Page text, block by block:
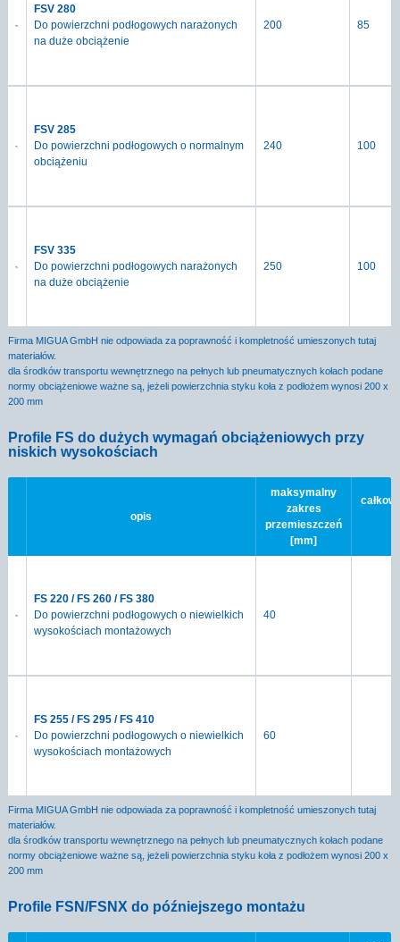
FSV 280
Do powierzchni podłogowych narażonych
na duże obciążenie
200 85
FSV 285
Do powierzchni podłogowych o normalnym
obciążeniu
240 100
FSV 335
Do powierzchni podłogowych narażonych
na duże obciążenie
250 100
Firma MIGUA GmbH nie odpowiada za poprawność i kompletność umieszonych tutaj
materiałów.
dla środków transportu wewnętrznego na pełnych lub pneumatycznych kołach podane
normy obciążeniowe ważne są, jeżeli powierzchnia styku koła z podłożem wynosi 200 x
200 mm
Profile FS do dużych wymagań obciążeniowych przy
niskich wysokościach
opis
maksymalny
zakres
przemieszczeń
[mm]
FS 220 / FS 260 / FS 380
Do powierzchni podłogowych o niewielkich
wysokościach montażowych
40
FS 255 / FS 295 / FS 410
Do powierzchni podłogowych o niewielkich
wysokościach montażowych
60
Firma MIGUA GmbH nie odpowiada za poprawność i kompletność umieszonych tutaj
materiałów.
dla środków transportu wewnętrznego na pełnych lub pneumatycznych kołach podane
normy obciążeniowe ważne są, jeżeli powierzchnia styku koła z podłożem wynosi 200 x
200 mm
Profile FSN/FSNX do późniejszego montażu